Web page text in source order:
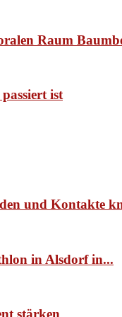
Raum
ist
und Kontakte
in Alsdorf in...
stärken